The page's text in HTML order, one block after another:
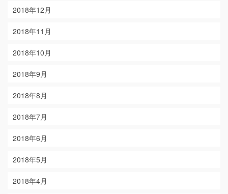
2018年12月
2018年11月
2018年10月
2018年9月
2018年8月
2018年7月
2018年6月
2018年5月
2018年4月